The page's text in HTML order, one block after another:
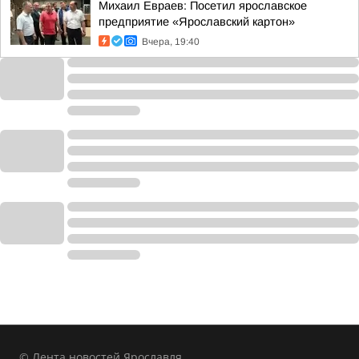
Михаил Евраев: Посетил ярославское
предприятие «Ярославский картон»
Вчера, 19:40